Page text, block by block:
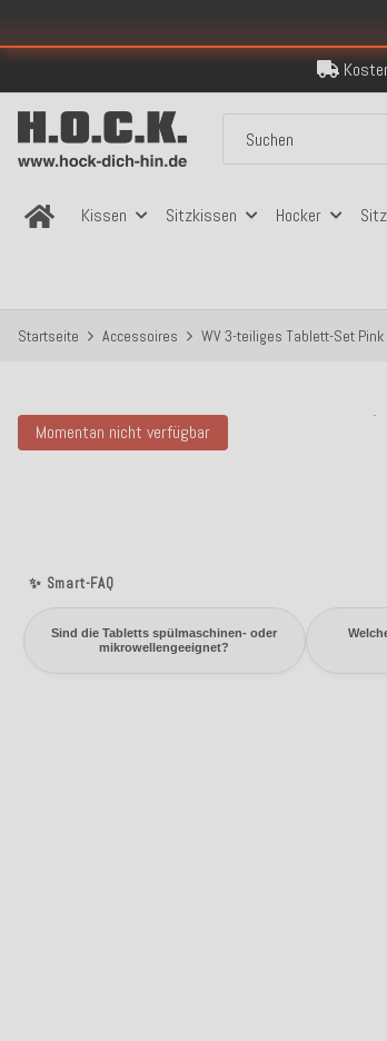
Kissen Sitzkissen Hocker
Startseite Accessoires WV 3-teiliges Tablett-Set
Momentan nicht verfügbar
✨ Smart-FAQ
Sind die Tabletts spülmaschinen- oder
mikrowellengeeignet?